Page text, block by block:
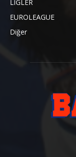
LİGLER
EUROLEAGUE
Diğer